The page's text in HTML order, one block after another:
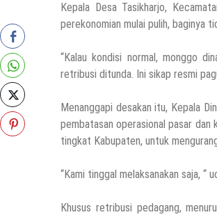
Kepala Desa Tasikharjo,
perekonomian mulai pulih, baginya
“Kalau kondisi normal, monggo
retribusi ditunda. Ini sikap resmi
Menanggapi desakan itu, Kepala
pembatasan operasional pasar dan
tingkat Kabupaten, untuk
“Kami tinggal melaksanakan saja, “
Khusus retribusi pedagang,